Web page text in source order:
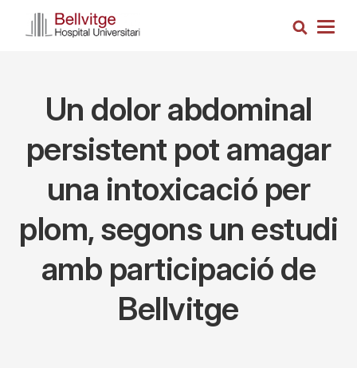
Cerca
Un dolor abdominal
persistent pot amagar
una intoxicació per
plom, segons un estudi
amb participació de
Bellvitge